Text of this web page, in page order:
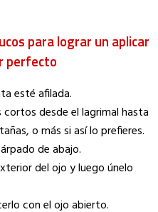
para lograr un aplicar
perfecto
esté afilada.
desde el lagrimal hasta
o más si así lo prefieres.
de abajo.
del ojo y luego únelo
con el ojo abierto.